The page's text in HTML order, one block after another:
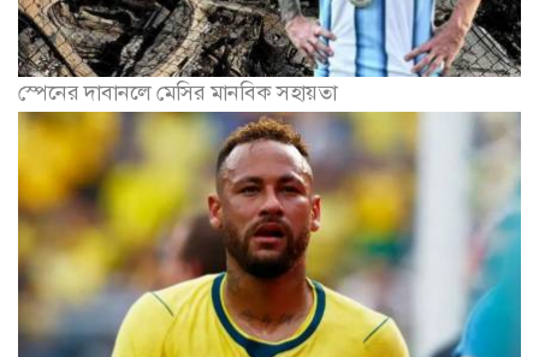
স্পেনের দাবানলে মেসির মানবিক সহায়তা